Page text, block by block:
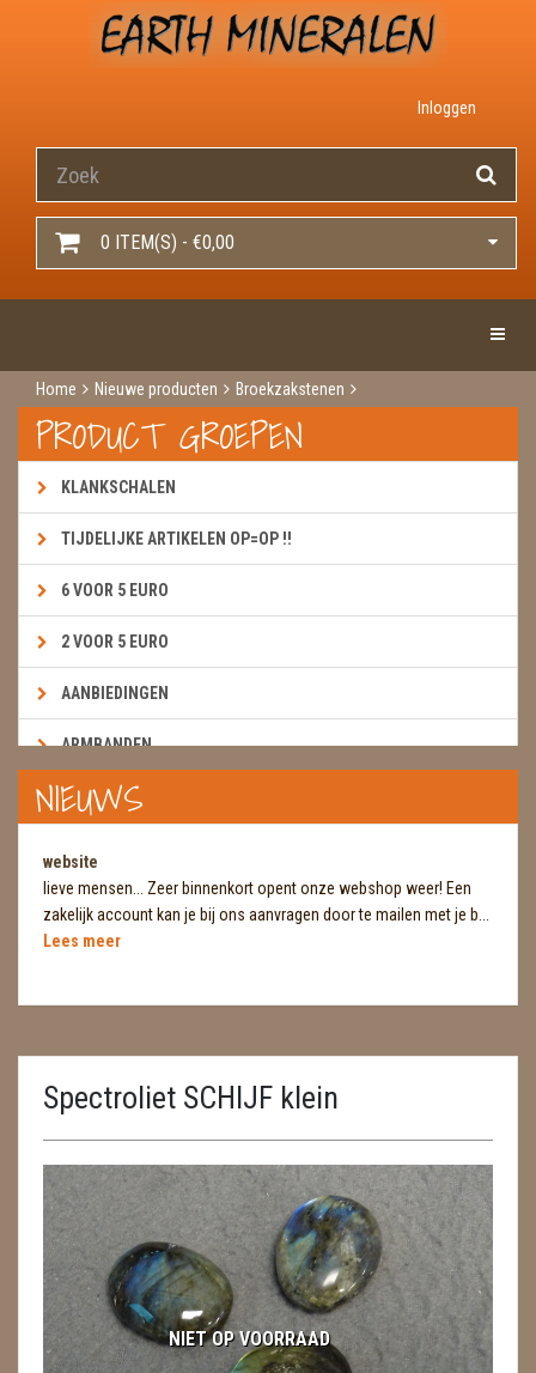
Inloggen
0 ITEM(S) - €0,00
Home Nieuwe producten
Broekzakstenen
Spectroliet schijf klein
PRODUCT GROEPEN
KLANKSCHALEN
TIJDELIJKE ARTIKELEN OP=OP !!
6 VOOR 5 EURO
2 VOOR 5 EURO
AANBIEDINGEN
ARMBANDEN
BOEKEN & KAARTEN E.A.R.T.H.
BROEKZAKSTENEN
CADEAUBONNEN
DIERTJES
DIVERSE
ENGELEN
GEODE 'S / STANDAARDS
GESLEPEN STENEN
HANGERS
HARTEN
NIEUWS
website
lieve mensen... Zeer binnenkort opent onze webshop weer! Een
zakelijk account kan je bij ons aanvragen door te mailen met je b...
Lees meer
Spectroliet SCHIJF klein
NIET OP VOORRAAD